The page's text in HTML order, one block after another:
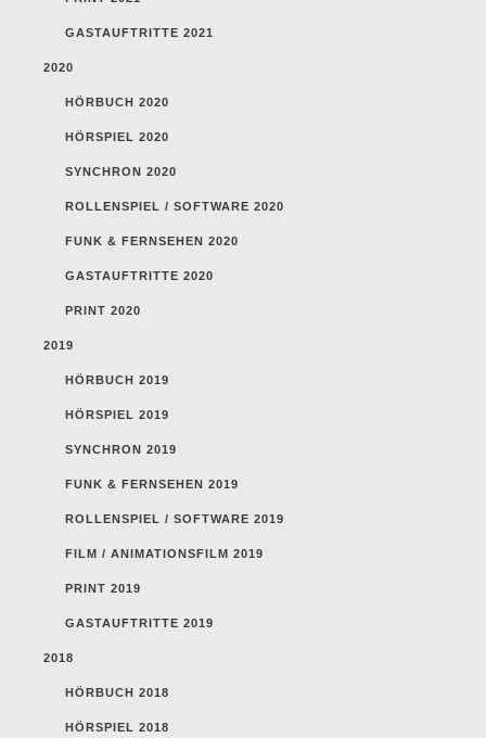
GASTAUFTRITTE 2021
2020
HÖRBUCH 2020
HÖRSPIEL 2020
SYNCHRON 2020
ROLLENSPIEL / SOFTWARE 2020
FUNK & FERNSEHEN 2020
GASTAUFTRITTE 2020
PRINT 2020
2019
HÖRBUCH 2019
HÖRSPIEL 2019
SYNCHRON 2019
FUNK & FERNSEHEN 2019
ROLLENSPIEL / SOFTWARE 2019
FILM / ANIMATIONSFILM 2019
PRINT 2019
GASTAUFTRITTE 2019
2018
HÖRBUCH 2018
HÖRSPIEL 2018